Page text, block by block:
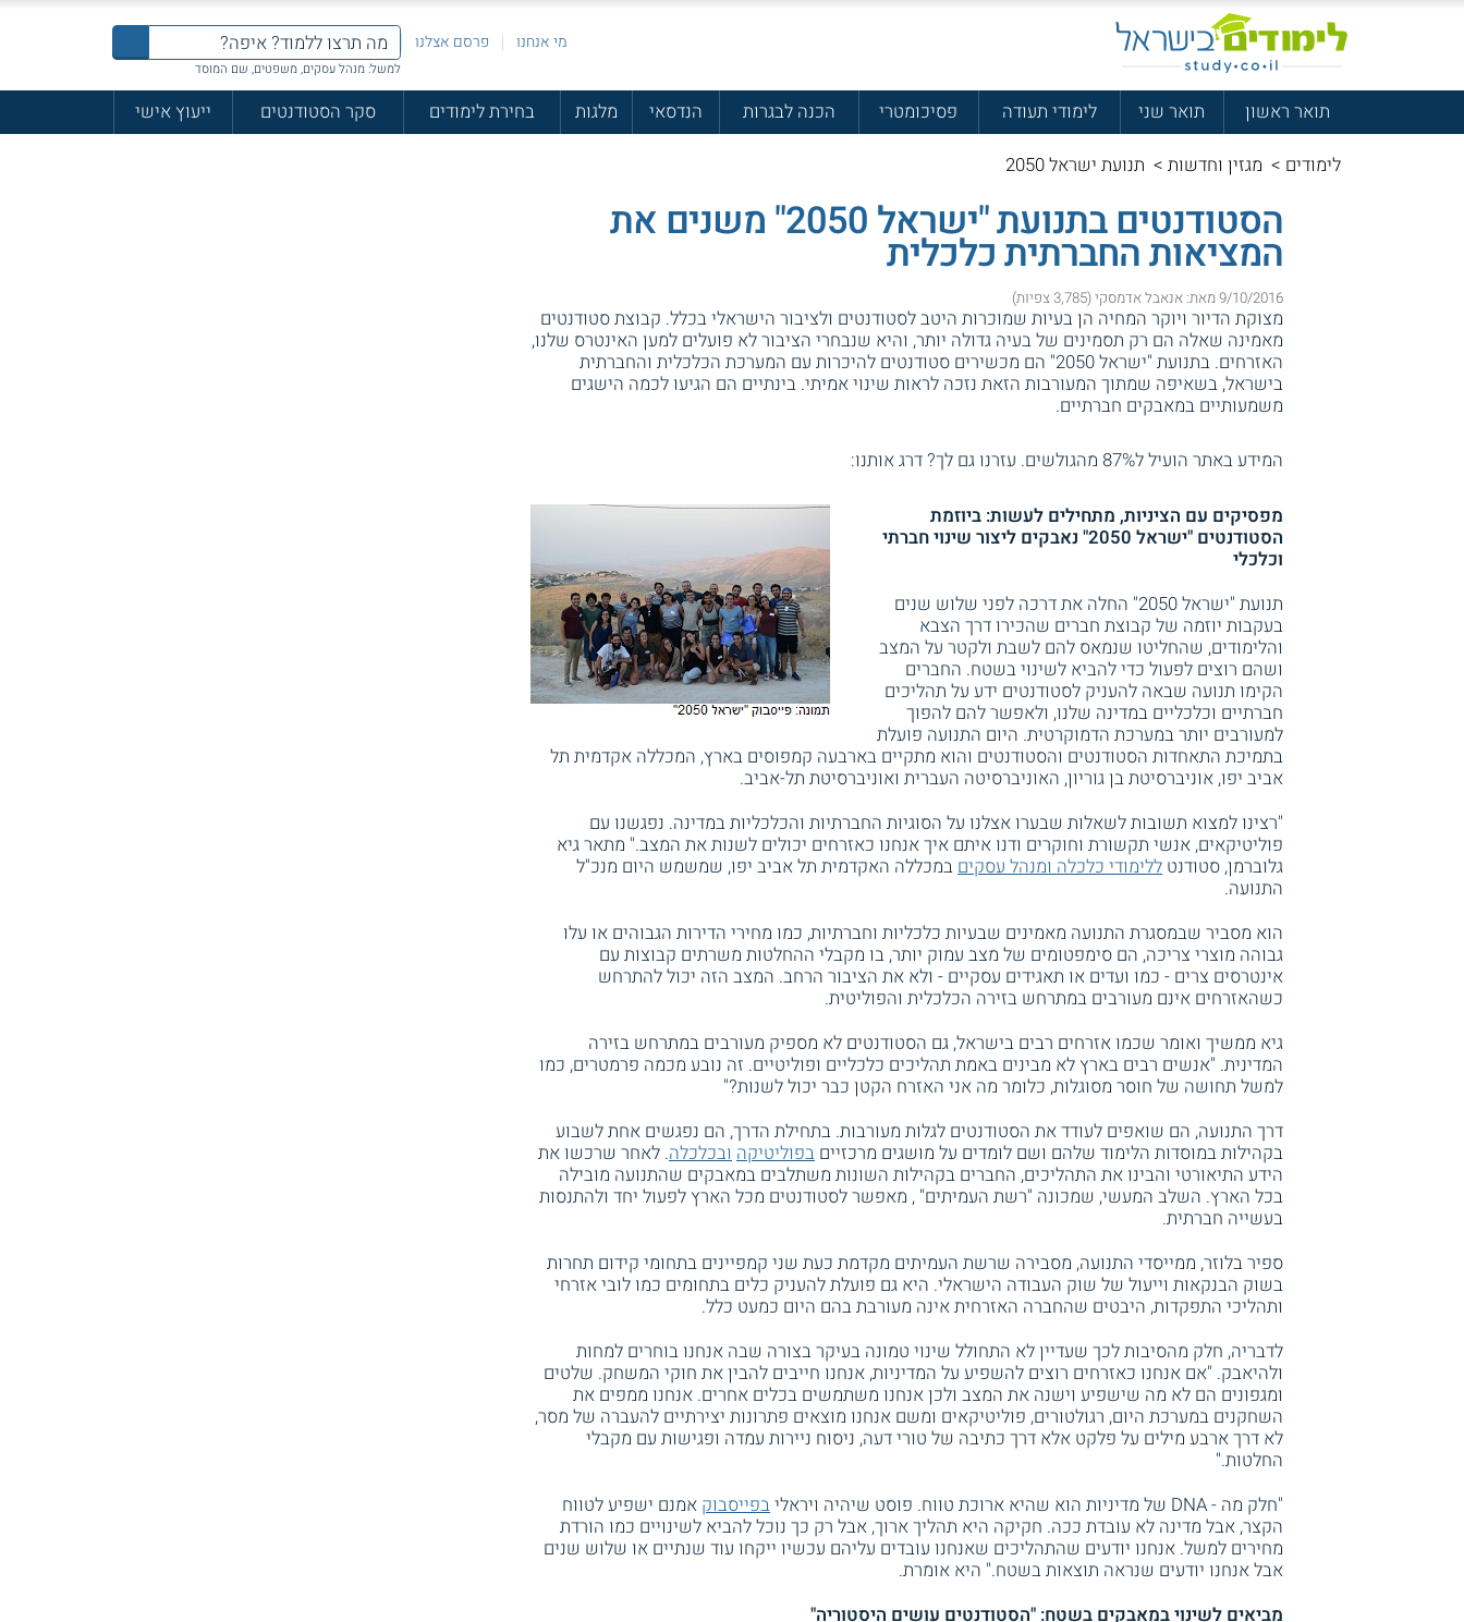
מי אנחנו פרסם אצלנו
למשל: מנהל עסקים, משפטים, שם המוסד
תואר ראשון תואר שני לימודי תעודה פסיכומטרי הכנה לבגרות הנדסאי מלגות בחירת לימודים סקר הסטודנטים
ייעוץ אישי
לימודים > מגזין וחדשות > תנועת ישראל 2050
הסטודנטים בתנועת "ישראל 2050" משנים את
המציאות החברתית כלכלית
9/10/2016 מאת: אנאבל אדמסקי (3,785 צפיות)
מצוקת הדיור ויוקר המחיה הן בעיות שמוכרות היטב לסטודנטים ולציבור הישראלי בכלל. קבוצת סטודנטים
מאמינה שאלה הם רק תסמינים של בעיה גדולה יותר, והיא שנבחרי הציבור לא פועלים למען האינטרס שלנו,
האזרחים. בתנועת "ישראל 2050" הם מכשירים סטודנטים להיכרות עם המערכת הכלכלית והחברתית
בישראל, בשאיפה שמתוך המעורבות הזאת נזכה לראות שינוי אמיתי. בינתיים הם הגיעו לכמה הישגים
משמעותיים במאבקים חברתיים.
המידע באתר הועיל ל87% מהגולשים.
עזרנו גם לך? דרג אותנו:
מפסיקים עם הציניות, מתחילים לעשות: ביוזמת
הסטודנטים "ישראל 2050" נאבקים ליצור שינוי חברתי
וכלכלי
תנועת "ישראל 2050" החלה את דרכה לפני שלוש שנים
בעקבות יוזמה של קבוצת חברים שהכירו דרך הצבא
והלימודים, שהחליטו שנמאס להם לשבת ולקטר על המצב
ושהם רוצים לפעול כדי להביא לשינוי בשטח. החברים
הקימו תנועה שבאה להעניק לסטודנטים ידע על תהליכים
חברתיים וכלכליים במדינה שלנו, ולאפשר להם להפוך
למעורבים יותר במערכת הדמוקרטית. היום התנועה פועלת
בתמיכת התאחדות הסטודנטים והסטודנטים והוא מתקיים בארבעה קמפוסים בארץ, המכללה אקדמית תל
אביב יפו, אוניברסיטת בן גוריון, האוניברסיטה העברית ואוניברסיטת תל-אביב.
"רצינו למצוא תשובות לשאלות שבערו אצלנו על הסוגיות החברתיות והכלכליות במדינה. נפגשנו עם
פוליטיקאים, אנשי תקשורת וחוקרים ודנו איתם איך אנחנו כאזרחים יכולים לשנות את המצב." מתאר גיא
גלוברמן, סטודנט ללימודי כלכלה ומנהל עסקיםבמכללה האקדמית תל אביב יפו, שמשמש היום מנכ"ל
התנועה.
הוא מסביר שבמסגרת התנועה מאמינים שבעיות כלכליות וחברתיות, כמו מחירי הדירות הגבוהים או עלו
גבוהה מוצרי צריכה, הם סימפטומים של מצב עמוק יותר, בו מקבלי ההחלטות משרתים קבוצות עם
אינטרסים צרים - כמו ועדים או תאגידים עסקיים - ולא את הציבור הרחב. המצב הזה יכול להתרחש
כשהאזרחים אינם מעורבים במתרחש בזירה הכלכלית והפוליטית.
גיא ממשיך ואומר שכמו אזרחים רבים בישראל, גם הסטודנטים לא מספיק מעורבים במתרחש בזירה
המדינית. "אנשים רבים בארץ לא מבינים באמת תהליכים כלכליים ופוליטיים. זה נובע מכמה פרמטרים, כמו
למשל תחושה של חוסר מסוגלות, כלומר מה אני האזרח הקטן כבר יכול לשנות?"
דרך התנועה, הם שואפים לעודד את הסטודנטים לגלות מעורבות. בתחילת הדרך, הם נפגשים אחת לשבוע
בקהילות במוסדות הלימוד שלהם ושם לומדים על מושגים מרכזיים בפוליטיקהובכלכלה. לאחר שרכשו את
הידע התיאורטי והבינו את התהליכים, החברים בקהילות השונות משתלבים במאבקים שהתנועה מובילה
בכל הארץ. השלב המעשי, שמכונה "רשת העמיתים" , מאפשר לסטודנטים מכל הארץ לפעול יחד ולהתנסות
בעשייה חברתית.
ספיר בלוזר, ממייסדי התנועה, מסבירה שרשת העמיתים מקדמת כעת שני קמפיינים בתחומי קידום תחרות
בשוק הבנקאות וייעול של שוק העבודה הישראלי. היא גם פועלת להעניק כלים בתחומים כמו לובי אזרחי
ותהליכי התפקדות, היבטים שהחברה האזרחית אינה מעורבת בהם היום כמעט כלל.
לדבריה, חלק מהסיבות לכך שעדיין לא התחולל שינוי טמונה בעיקר בצורה שבה אנחנו בוחרים למחות
ולהיאבק. "אם אנחנו כאזרחים רוצים להשפיע על המדיניות, אנחנו חייבים להבין את חוקי המשחק. שלטים
ומגפונים הם לא מה שישפיע וישנה את המצב ולכן אנחנו משתמשים בכלים אחרים. אנחנו ממפים את
השחקנים במערכת היום, רגולטורים, פוליטיקאים ומשם אנחנו מוצאים פתרונות יצירתיים להעברה של מסר,
לא דרך ארבע מילים על פלקט אלא דרך כתיבה של טורי דעה, ניסוח ניירות עמדה ופגישות עם מקבלי
החלטות."
"חלק מה - DNA של מדיניות הוא שהיא ארוכת טווח. פוסט שיהיה ויראלי
בפייסבוק אמנם ישפיע לטווח
הקצר, אבל מדינה לא עובדת ככה. חקיקה היא תהליך ארוך, אבל רק כך נוכל להביא לשינויים כמו הורדת
מחירים למשל. אנחנו יודעים שהתהליכים שאנחנו עובדים עליהם עכשיו ייקחו עוד שנתיים או שלוש שנים
אבל אנחנו יודעים שנראה תוצאות בשטח." היא אומרת.
מביאים לשינוי במאבקים בשטח: "הסטודנטים עושים היסטוריה"